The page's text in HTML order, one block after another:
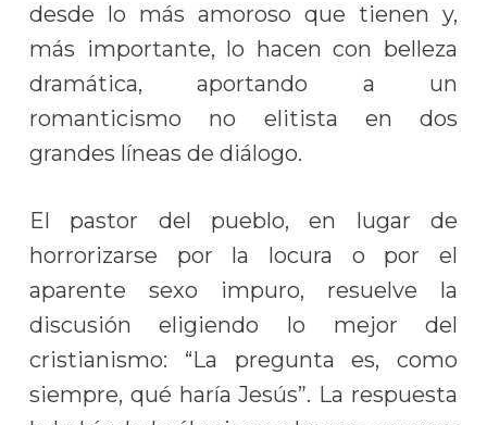
desde lo más amoroso que tienen y,
más importante, lo hacen con belleza
dramática, aportando a un
romanticismo no elitista en dos
grandes líneas de diálogo.
El pastor del pueblo, en lugar de
horrorizarse por la locura o por el
aparente sexo impuro, resuelve la
discusión eligiendo lo mejor del
cristianismo: “La pregunta es, como
siempre, qué haría Jesús”. La respuesta